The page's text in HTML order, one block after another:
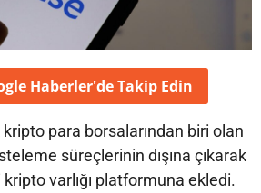
Haberler'deTakip Edin
para borsalarından biri olan
süreçlerinin dışına çıkarak
varlığı platformuna ekledi.